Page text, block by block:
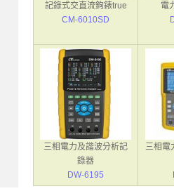
記錄式交直流鉤錶true
CM-6010SD
電
三相電力及諧波分析記
錄器
DW-6195
三相電